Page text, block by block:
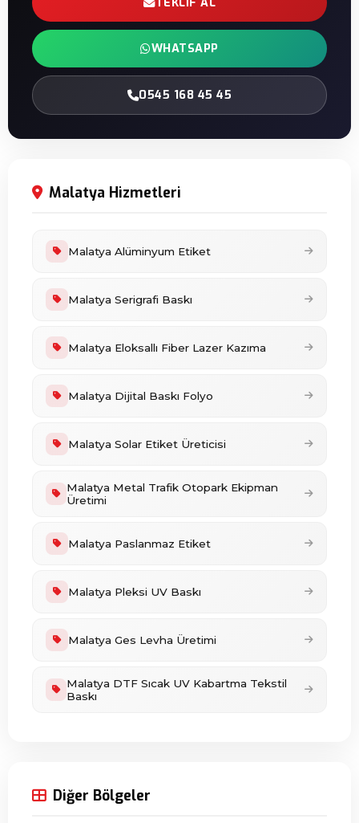
WHATSAPP
0545 168 45 45
Malatya Hizmetleri
Malatya Alüminyum Etiket
Malatya Serigrafi Baskı
Malatya Eloksallı Fiber Lazer Kazıma
Malatya Dijital Baskı Folyo
Malatya Solar Etiket Üreticisi
Malatya Metal Trafik Otopark Ekipman
Üretimi
Malatya Paslanmaz Etiket
Malatya Pleksi UV Baskı
Malatya Ges Levha Üretimi
Malatya DTF Sıcak UV Kabartma Tekstil
Baskı
Diğer Bölgeler